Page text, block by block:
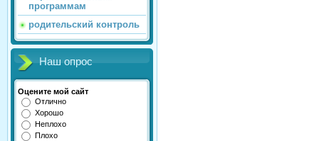
программам
родительский контроль
Наш опрос
Оцените мой сайт
Отлично
Хорошо
Неплохо
Плохо